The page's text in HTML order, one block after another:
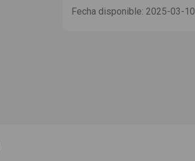
Fecha disponible: 2025-03-10